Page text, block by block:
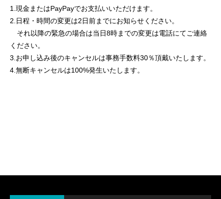
1.現金またはPayPayでお支払いいただけます。
2.日程・時間の変更は2日前までにお知らせください。
それ以降の緊急の場合は当日8時までの変更は電話にてご連絡
ください。
3.お申し込み後のキャンセルは事務手数料30％頂戴いたします。
4.無断キャンセルは100%発生いたします。